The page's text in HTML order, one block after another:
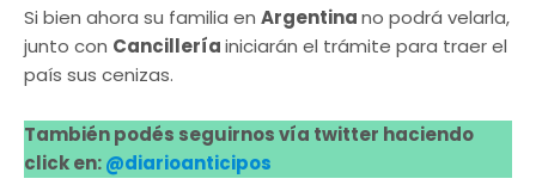
Si bien ahora su familia en Argentinano podrá velarla,
junto con Cancilleríainiciarán el trámite para traer el
país sus cenizas.
También podés seguirnos vía twitter haciendo
click en:@diarioanticipos